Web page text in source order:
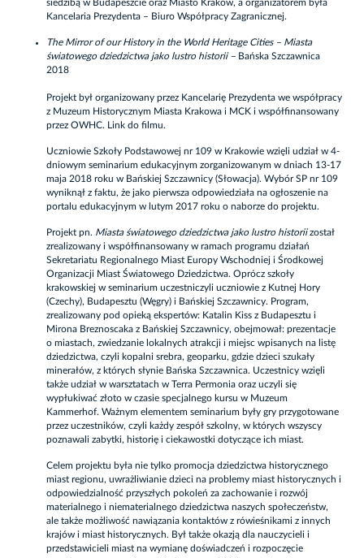
siedzibą w Budapeszcie oraz Miasto Kraków, a organizatorem była
Kancelaria Prezydenta – Biuro Współpracy Zagranicznej.
The Mirror of our History in the World Heritage Cities – Miasta
światowego dziedzictwa jako lustro historii – Bańska Szczawnica
2018
Projekt był organizowany przez Kancelarię Prezydenta we współpracy
z Muzeum Historycznym Miasta Krakowa i MCK i współfinansowany
przez OWHC. Link do filmu.
Uczniowie Szkoły Podstawowej nr 109 w Krakowie wzięli udział w 4-
dniowym seminarium edukacyjnym zorganizowanym w dniach 13-17
maja 2018 roku w Bańskiej Szczawnicy (Słowacja). Wybór SP nr 109
wyniknął z faktu, że jako pierwsza odpowiedziała na ogłoszenie na
portalu edukacyjnym w lutym 2017 roku o naborze do projektu.
Projekt pn. Miasta światowego dziedzictwa jako lustro historiizostał
zrealizowany i współfinansowany w ramach programu działań
Sekretariatu Regionalnego Miast Europy Wschodniej i Środkowej
Organizacji Miast Światowego Dziedzictwa. Oprócz szkoły
krakowskiej w seminarium uczestniczyli uczniowie z Kutnej Hory
(Czechy), Budapesztu (Węgry) i Bańskiej Szczawnicy. Program,
zrealizowany pod opieką ekspertów: Katalin Kiss z Budapesztu i
Mirona Breznoscaka z Bańskiej Szczawnicy, obejmował: prezentacje
o miastach, zwiedzanie lokalnych atrakcji i miejsc wpisanych na listę
dziedzictwa, czyli kopalni srebra, geoparku, gdzie dzieci szukały
minerałów, z których słynie Bańska Szczawnica. Uczestnicy wzięli
także udział w warsztatach w Terra Permonia oraz uczyli się
wypłukiwać złoto w czasie specjalnego kursu w Muzeum
Kammerhof. Ważnym elementem seminarium były gry przygotowane
przez uczestników, czyli każdy zespół szkolny, w których wszyscy
poznawali zabytki, historię i ciekawostki dotyczące ich miast.
Celem projektu była nie tylko promocja dziedzictwa historycznego
miast regionu, uwrażliwianie dzieci na problemy miast historycznych i
odpowiedzialność przyszłych pokoleń za zachowanie i rozwój
materialnego i niematerialnego dziedzictwa naszych społeczeństw,
ale także możliwość nawiązania kontaktów z rówieśnikami z innych
krajów i miast historycznych. Był także okazją dla nauczycieli i
przedstawicieli miast na wymianę doświadczeń i rozpoczęcie